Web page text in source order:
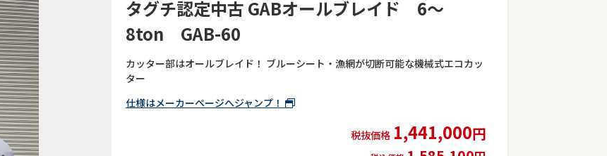
タグチ認定中古 GABオールブレイド 6～
8ton GAB-60
カッター部はオールブレイド！ ブルーシート・漁網が切断可能な機械式エコカッ
ター
仕様はメーカーページへジャンプ！
税抜価格 1,441,000円